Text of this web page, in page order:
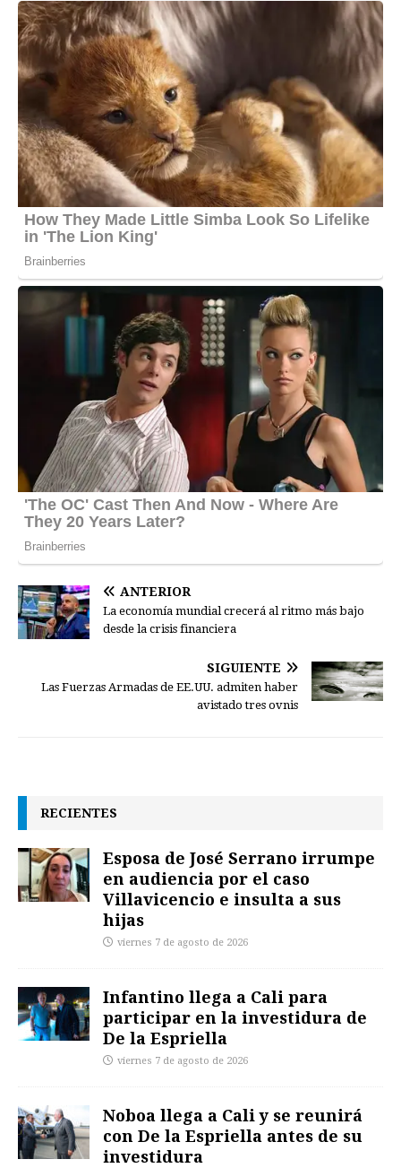
ANTERIOR
La economía mundial crecerá al ritmo más bajo
desde la crisis financiera
SIGUIENTE
Las Fuerzas Armadas de EE.UU. admiten haber
avistado tres ovnis
RECIENTES
Esposa de José Serrano irrumpe
en audiencia por el caso
Villavicencio e insulta a sus
hijas
viernes 7 de agosto de 2026
Infantino llega a Cali para
participar en la investidura de
De la Espriella
viernes 7 de agosto de 2026
Noboa llega a Cali y se reunirá
con De la Espriella antes de su
investidura